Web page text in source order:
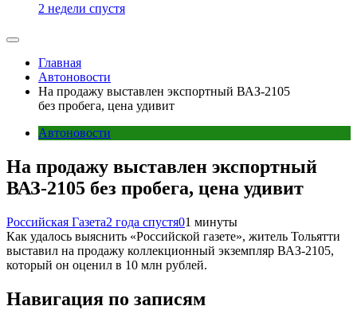
2 недели спустя
Главная
Автоновости
На продажу выставлен экспортный ВАЗ-2105
без пробега, цена удивит
Автоновости
На продажу выставлен экспортный
ВАЗ-2105 без пробега, цена удивит
Российская Газета2 года спустя01 минуты
Как удалось выяснить «Российской газете», житель Тольятти
выставил на продажу коллекционный экземпляр ВАЗ-2105,
который он оценил в 10 млн рублей.
Навигация по записям